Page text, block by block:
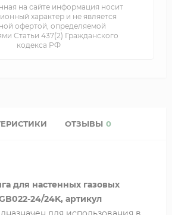
на сайте информация носит
характер и не является
офертой, определяемой
Статьи 437(2) Гражданского
кодекса РФ
ОТЗЫВЫ 0
для настенных газовых
24/24K, артикул